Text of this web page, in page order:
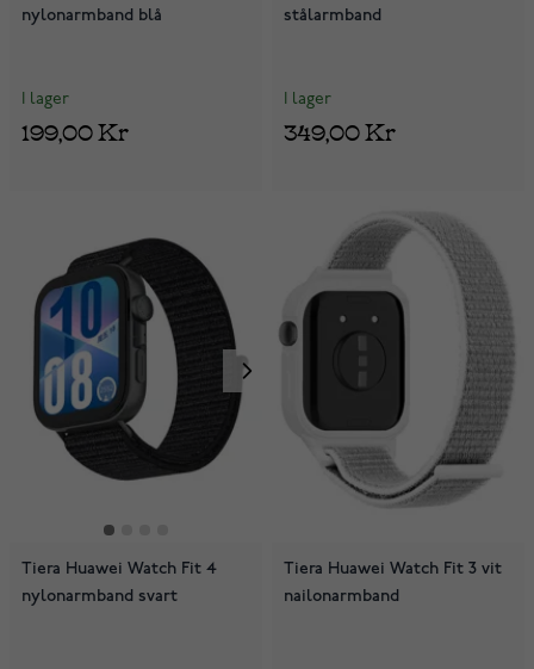
nylonarmband blå
I lager
199,00 Kr
stålarmband
I lager
349,00 Kr
Tiera Huawei Watch Fit 4
nylonarmband svart
Tiera Huawei Watch Fit 3 vit
nailonarmband